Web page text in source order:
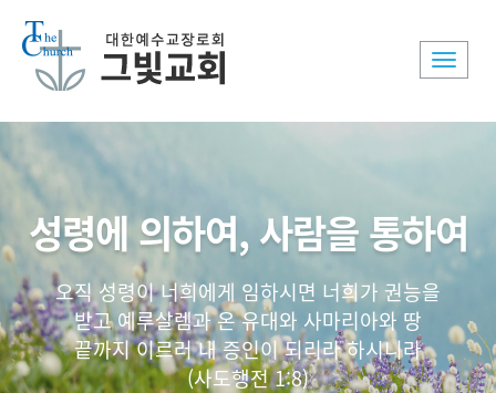
Toggle
성령에 의하여, 사람을 통하여
오직 성령이 너희에게 임하시면 너희가 권능을
받고 예루살렘과 온 유대와 사마리아와 땅
끝까지 이르러 내 증인이 되리라 하시니라
(사도행전 1:8)